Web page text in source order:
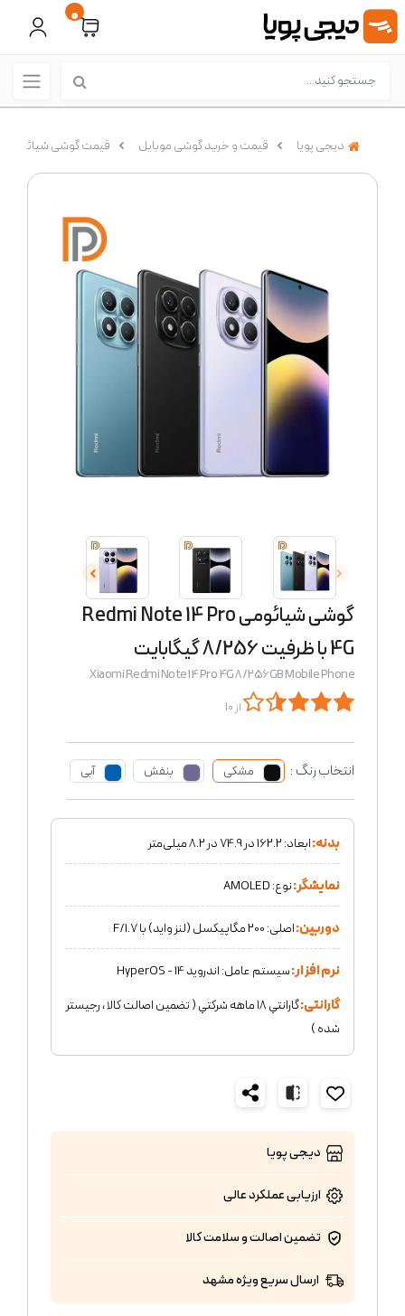
0
دیجی پویا قیمت و خرید گوشی موبایل قیمت گوشی شیائومی (Xiaomi)
گوشی شیائومی Redmi Note 14 Pro
4G با ظرفیت 8/256 گیگابایت
Xiaomi Redmi Note 14 Pro 4G 8/256GB Mobile Phone
از 10
انتخاب رنگ : مشکی بنفش آبی
بدنه:ابعاد: 162.2 در 74.9 در 8.2 میلی‌متر
نمایشگر:نوع: AMOLED
دوربین:اصلی: 200 مگاپیکسل (لنز واید) با F/1.7
نرم افزار:سیستم‌ عامل: اندروید 14 - HyperOS
گارانتی:
گارانتي ١٨ ماهه شركتي ( تضمين اصالت كالا ، رجيستر
شده )
دیجی پویا
ارزیابی عملکردعالی
تضمین اصالت و سلامت کالا
ارسال سریع ویژه مشهد